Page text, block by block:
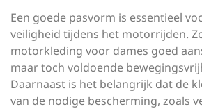
Een goede pasvorm is essentieel
veiligheid tijdens het motorrijden.
motorkleding voor dames goed
maar toch voldoende
Daarnaast is het belangrijk dat de
van de nodige bescherming, zoals